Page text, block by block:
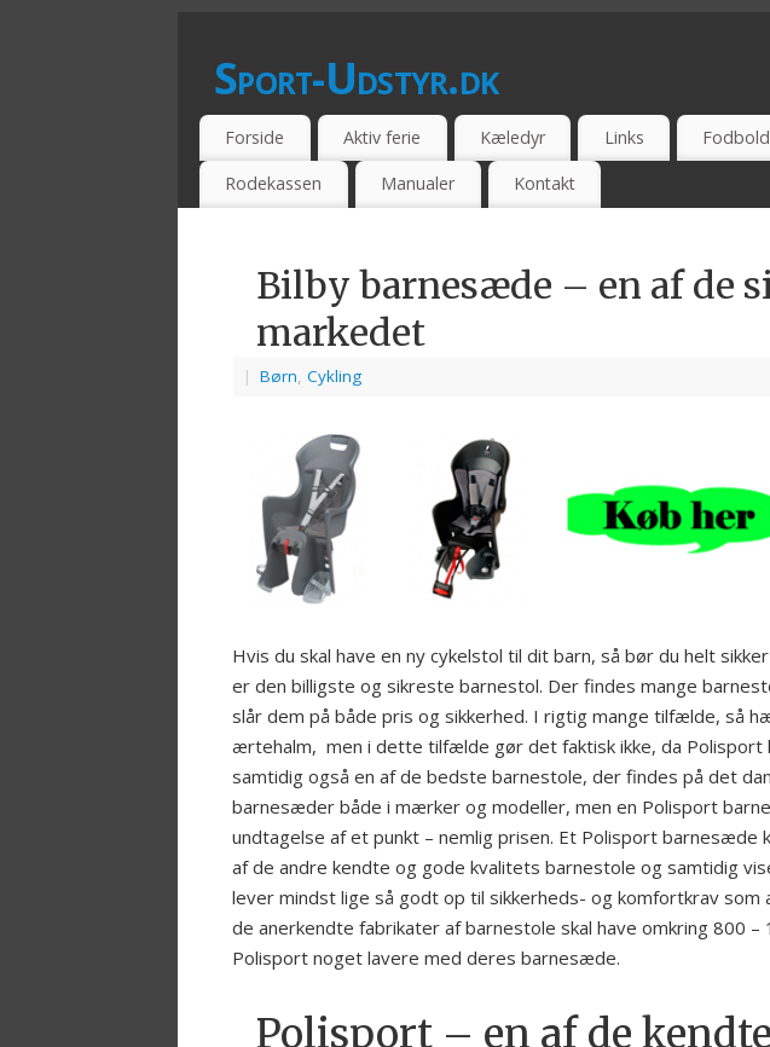
Sport-Udstyr.dk
SPORTSUDSSTYR - BILLIG - TILBUD - UDSALG - TEST - ONLINE
Forside Aktiv ferie Kæledyr Links Fodbold
Rodekassen Manualer Kontakt
Bilby barnesæde – en af de
markedet
| Børn Cykling
Hvis du skal have en ny cykelstol til dit barn, så bør du helt
er den billigste og sikreste barnestol. Der findes mange
slår dem på både pris og sikkerhed. I rigtig mange tilfælde, så
ærtehalm, men i dette tilfælde gør det faktisk ikke, da Polisport
samtidig også en af de bedste barnestole, der findes på det
barnesæder både i mærker og modeller, men en Polisport
undtagelse af et punkt – nemlig prisen. Et Polisport barnesæde
af de andre kendte og gode kvalitets barnestole og samtidig
lever mindst lige så godt op til sikkerheds- og komfortkrav
de anerkendte fabrikater af barnestole skal have omkring 800
Polisport noget lavere med deres barnesæde.
Polisport – en af de